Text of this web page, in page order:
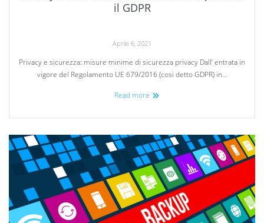
il GDPR
Aprile 6, 2021
Privacy e sicurezza: misure minime di sicurezza privacy Dall’ entrata in
vigore del Regolamento UE 679/2016 (cosi detto GDPR) in…
Read more